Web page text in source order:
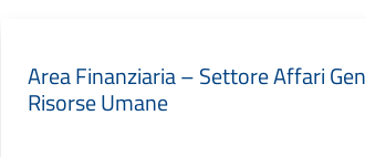
Area Finanziaria – Settore Affari
Risorse Umane